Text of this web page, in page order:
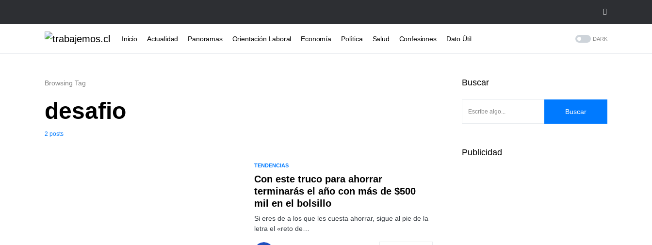
Inicio Actualidad Panoramas Orientación Laboral Economía Política Salud Confesiones Dato Útil DARK
Browsing Tag
desafio
2 posts
TENDENCIAS
Con este truco para ahorrar
terminarás el año con más de $500
mil en el bolsillo
Si eres de a los que les cuesta ahorrar, sigue al pie de la
letra el «reto de…
Buscar
Buscar
Publicidad